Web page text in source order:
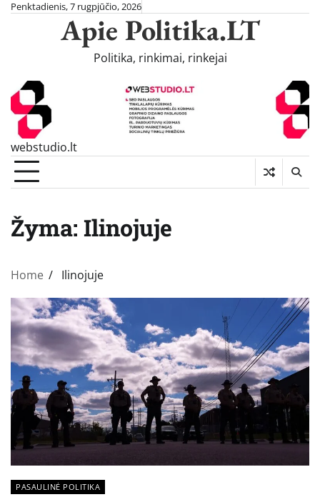
SkipPenktadienis, 7 rugpjūčio, 2026
Apie Politika.LT
Politika, rinkimai, rinkejai
webstudio.lt
Žyma: Ilinojuje
Home Ilinojuje
PASAULINĖ POLITIKA